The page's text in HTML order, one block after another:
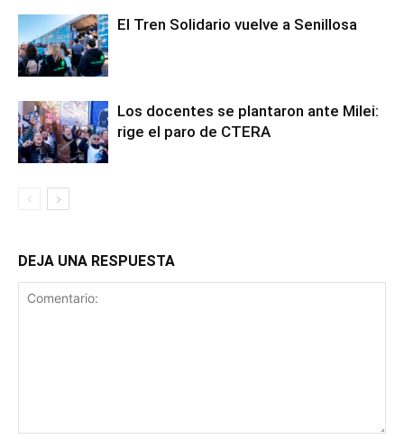
El Tren Solidario vuelve a Senillosa
Los docentes se plantaron ante Milei:
rige el paro de CTERA
DEJA UNA RESPUESTA